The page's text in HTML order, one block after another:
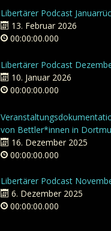
Libertärer Podcast
13. Februar 2026
00:00:00.000
Libertärer Podcast
10. Januar 2026
00:00:00.000
von Bettler*innen in
16. Dezember 2025
00:00:00.000
Libertärer Podcast
6. Dezember 2025
00:00:00.000